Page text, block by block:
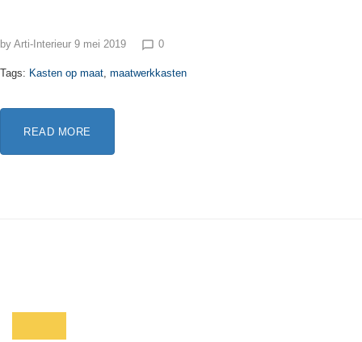
by Arti-Interieur 9 mei 2019 chat_bubble_outline 0
Tags: Kasten op maat, maatwerkkasten
READ MORE